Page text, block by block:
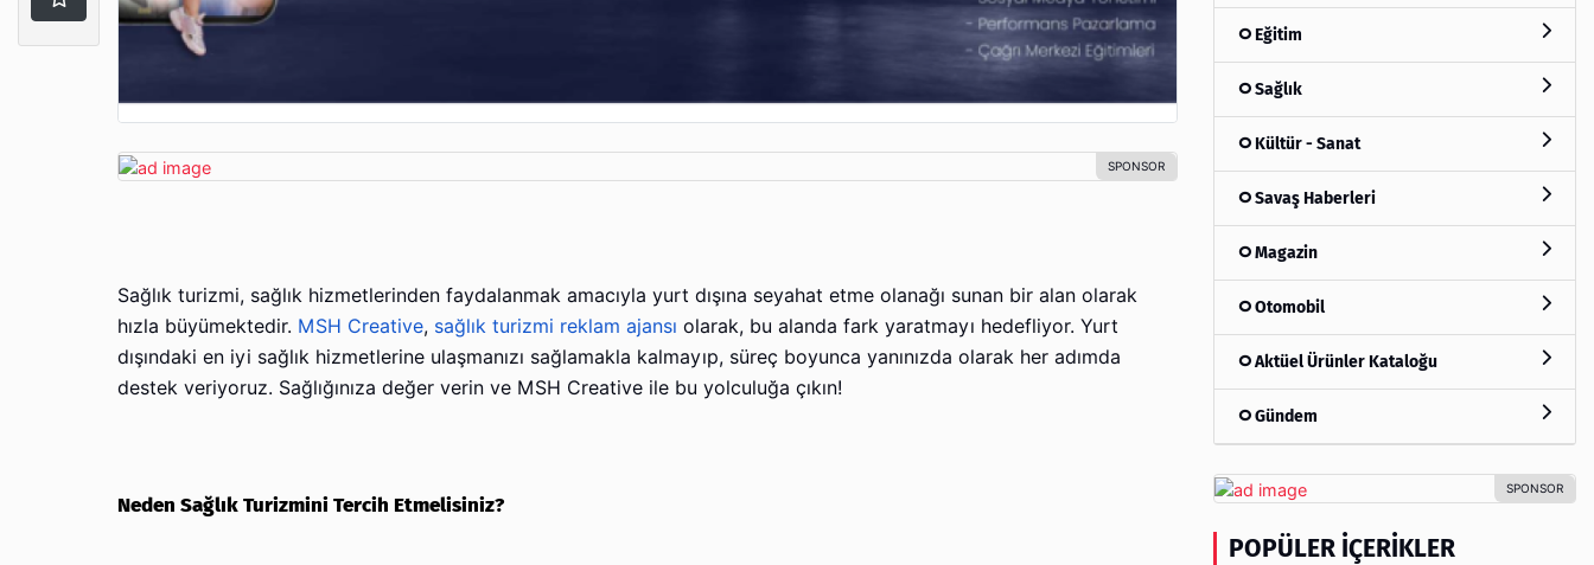
Sağlık turizmi, sağlık hizmetlerinden faydalanmak amacıyla yurt dışına seyahat etme olanağı sunan bir alan olarak
hızla büyümektedir. MSH Creative, sağlık turizmi reklam ajansı olarak, bu alanda fark yaratmayı hedefliyor. Yurt
dışındaki en iyi sağlık hizmetlerine ulaşmanızı sağlamakla kalmayıp, süreç boyunca yanınızda olarak her adımda
destek veriyoruz. Sağlığınıza değer verin ve MSH Creative ile bu yolculuğa çıkın!
Neden Sağlık Turizmini Tercih Etmelisiniz?
Eğitim
Sağlık
Kültür - Sanat
Savaş Haberleri
Magazin
Otomobil
Aktüel Ürünler Kataloğu
Gündem
POPÜLER İÇERIKLER